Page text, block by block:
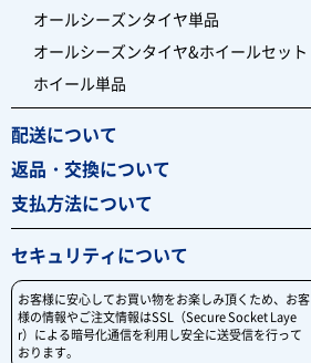
オールシーズンタイヤ単品
オールシーズンタイヤ&ホイールセット
ホイール単品
配送について
返品・交換について
支払方法について
セキュリティについて
お客様に安心してお買い物をお楽しみ頂くため、お客
様の情報やご注文情報はSSL（Secure Socket Laye
r）による暗号化通信を利用し安全に送受信を行って
おります。